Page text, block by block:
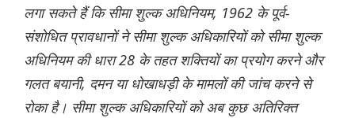
लगा सकते हैं कि सीमा शुल्क अधिनियम, 1962 के पूर्व-
संशोधित प्रावधानों ने सीमा शुल्क अधिकारियों को सीमा शुल्क
अधिनियम की धारा 28 के तहत शक्तियों का प्रयोग करने और
गलत बयानी, दमन या धोखाधड़ी के मामलों की जांच करने से
रोका है। सीमा शुल्क अधिकारियों को अब कुछ अतिरिक्त